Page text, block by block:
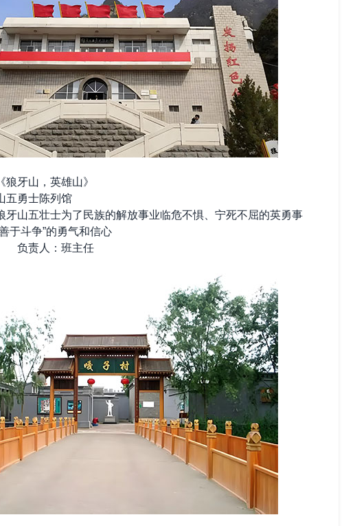
牙山，英雄山》
勇士陈列馆
山五壮士为了民族的解放事业临危不惧、宁死不屈的英勇事
于斗争”的勇气和信心
责人：班主任